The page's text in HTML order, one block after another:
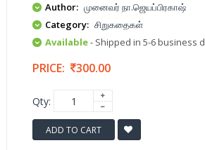
Author: முனைவர் நா.ஜெயப்பிரகாஷ்
Category: சிறுகதைகள்
Available- Shipped in 5-6 business
PRICE: 300.00
Qty:
ADD TO CART